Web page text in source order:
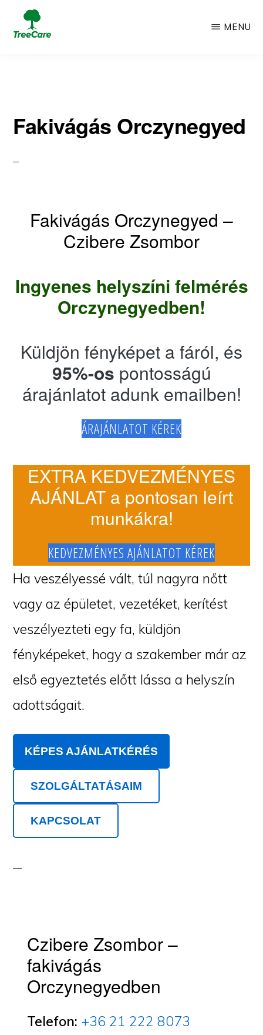
Skip
WordPress
oldal
MENU
Fakivágás Orczynegyed
Fakivágás Orczynegyed –
Czibere Zsombor
Ingyenes helyszíni felmérés
Orczynegyedben!
Küldjön fényképet a fáról, és
95%-os pontosságú
árajánlatot adunk emailben!
ÁRAJÁNLATOT KÉREK
EXTRA KEDVEZMÉNYES
AJÁNLAT a pontosan leírt
munkákra!
KEDVEZMÉNYES AJÁNLATOT KÉREK
Ha veszélyessé vált, túl nagyra nőtt
vagy az épületet, vezetéket, kerítést
veszélyezteti egy fa, küldjön
fényképeket, hogy a szakember már az
első egyeztetés előtt lássa a helyszín
adottságait.
KÉPES AJÁNLATKÉRÉS
SZOLGÁLTATÁSAIM
KAPCSOLAT
Czibere Zsombor –
fakivágás
Orczynegyedben
Telefon: +36 21 222 8073